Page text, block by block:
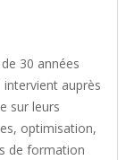
30 années
intervient auprès
sur leurs
optimisation,
de formation